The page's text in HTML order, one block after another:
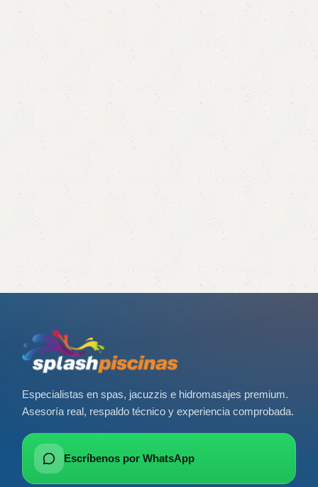
Especialistas en spas, jacuzzis e hidromasajes premium.
Asesoría real, respaldo técnico y experiencia comprobada.
Escríbenos por WhatsApp